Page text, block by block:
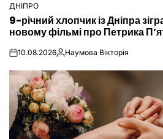
ОПУБЛІКУВАТИ
У
ДНІПРО
9-річний хлопчик із Дніпра
новому фільмі про Петрика
on10.08.2026Опубліковано
Наумова Вікторія